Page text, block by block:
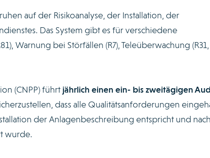
auf der Risikoanalyse, der Installation, der
Das System gibt es für verschiedene
Warnung bei Störfällen (R7), Teleüberwachung (R31,
(CNPP) führt jährlich einen ein- bis zweitägigen
dass alle Qualitätsanforderungen
der Anlagenbeschreibung entspricht und
wurde.